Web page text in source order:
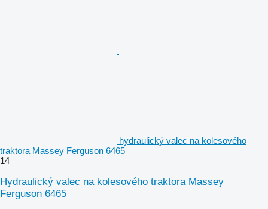
hydraulický valec na kolesového
traktora Massey Ferguson 6465
14
Hydraulický valec na kolesového traktora Massey
Ferguson 6465